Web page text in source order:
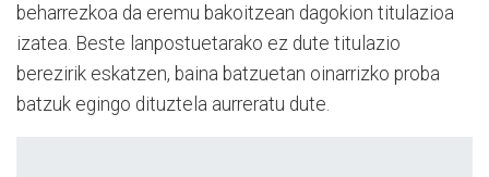
beharrezkoa da eremu bakoitzean dagokion titulazioa
izatea. Beste lanpostuetarako ez dute titulazio
berezirik eskatzen, baina batzuetan oinarrizko proba
batzuk egingo dituztela aurreratu dute.